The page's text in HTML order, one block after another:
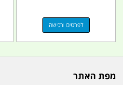
לפרטים ורכישה
מפת האתר